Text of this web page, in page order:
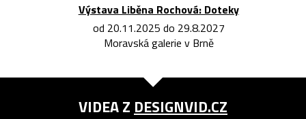
Výstava Liběna Rochová: Doteky
od 20.11.2025 do 29.8.2027
Moravská galerie v Brně
VIDEA Z DESIGNVID.CZ